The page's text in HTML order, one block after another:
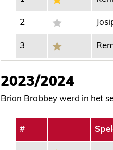
2
3
2023/2024
Brian Brobbey werd in het
#